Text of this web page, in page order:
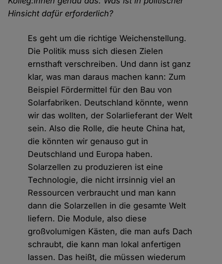
Hinsicht dafür erforderlich?
Es geht um die richtige Weichenstellung.
Die Politik muss sich diesen Zielen
ernsthaft verschreiben. Und dann ist ganz
klar, was man daraus machen kann: Zum
Beispiel Fördermittel für den Bau von
Solarfabriken. Deutschland könnte, wenn
wir das wollten, der Solarlieferant der Welt
sein. Also die Rolle, die heute China hat,
die könnten wir genauso gut in
Deutschland und Europa haben.
Solarzellen zu produzieren ist eine
Technologie, die nicht irrsinnig viel an
Ressourcen verbraucht und man kann
dann die Solarzellen in die gesamte Welt
liefern. Die Module, also diese
großvolumigen Kästen, die man aufs Dach
schraubt, die kann man lokal anfertigen
lassen. Das heißt, die müssen wiederum